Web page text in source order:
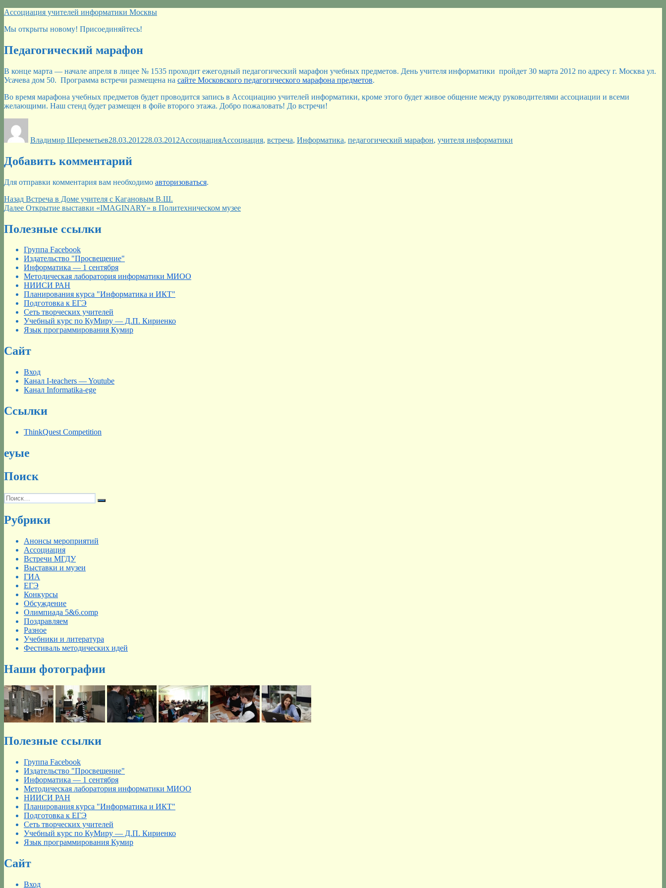
Перейти
содержимому
Ассоциация учителей информатики Москвы
Мы открыты новому! Присоединяйтесь!
Педагогический марафон
В конце марта — начале апреля в лицее № 1535 проходит ежегодный педагогический марафон учебных предметов. День учителя информатики пройдет 30 марта 2012 по адресу г. Москва ул.
Усачева дом 50. Программа встречи размещена на сайте Московского педагогического марафона предметов.
Во время марафона учебных предметов будет проводится запись в Ассоциацию учителей информатики, кроме этого будет живое общение между руководителями ассоциации и всеми
желающими. Наш стенд будет размещен в фойе второго этажа. Добро пожаловать! До встречи!
Владимир Шереметьев28.03.201228.03.2012АссоциацияАссоциация, встреча, Информатика, педагогический марафон, учителя информатики
Добавить комментарий
Для отправки комментария вам необходимо авторизоваться.
Навигация
по
записям
Назад Предыдущая
запись:
Встреча в Доме учителя с Кагановым В.Ш.
Далее Следующая
Открытие выставки «IMAGINARY» в Политехническом музее
Полезные ссылки
Группа Facebook
Издательство "Просвещение"
Информатика — 1 сентября
Методическая лаборатория информатики МИОО
НИИСИ РАН
Планирования курса "Информатика и ИКТ"
Подготовка к ЕГЭ
Сеть творческих учителей
Учебный курс по КуМиру — Д.П. Кириенко
Язык программирования Кумир
Сайт
Вход
Канал I-teachers — Youtube
Канал Informatika-ege
Ссылки
ThinkQuest Competition
еуые
Поиск
Искать:
Поиск
Рубрики
Анонсы мероприятий
Ассоциация
Встречи МГДУ
Выставки и музеи
ГИА
ЕГЭ
Конкурсы
Обсуждение
Олимпиада 5&6.comp
Поздравляем
Разное
Учебники и литература
Фестиваль методических идей
Наши фотографии
Полезные ссылки
Группа Facebook
Издательство "Просвещение"
Информатика — 1 сентября
Методическая лаборатория информатики МИОО
НИИСИ РАН
Планирования курса "Информатика и ИКТ"
Подготовка к ЕГЭ
Сеть творческих учителей
Учебный курс по КуМиру — Д.П. Кириенко
Язык программирования Кумир
Сайт
Вход